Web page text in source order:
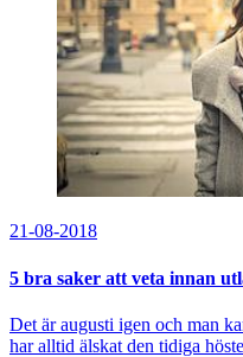
21-08-2018
5 bra saker att veta innan
Det är augusti igen och man
har alltid älskat den tidiga